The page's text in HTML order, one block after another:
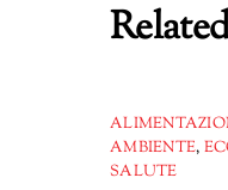
AMBIENTE,
SALUTE